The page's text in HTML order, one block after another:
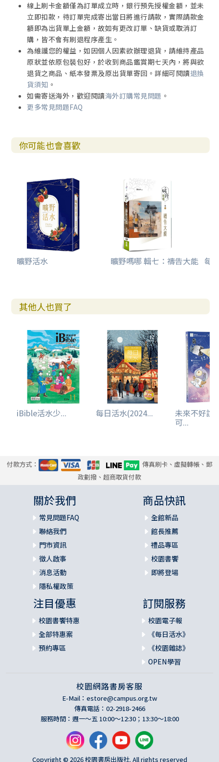
線上刷卡金額僅為訂單成立時，銀行預先授權金額，並未
立即扣款，待訂單完成寄出當日將進行請款，實際請款金
額即為出貨單上金額，故如有更改訂單、缺貨或取消訂
購，皆不會有刷退程序產生。
為維護您的權益，如因個人因素欲辦理退貨，請維持產品
原狀並依原包裝包好，於收到商品鑑賞期七天內，將與欲
退貨之商品、紙本發票及原出貨單寄回。詳細可閱讀退換
貨須知 。
如需寄送海外，歡迎閱讀海外訂購常見問題 。
更多常見問題FAQ
你可能也會喜歡
曠野活水 曠野嗎哪 輯七：禱告大能 每
其他人也買了
iBible活水少... 每日活水(2024... 未來不好說
可...
付款方式：
傳真刷卡、虛擬轉帳、郵
政劃撥、超商取貨付款
關於我們
常見問題FAQ
聯絡我們
門市資訊
徵人啟事
消息活動
隱私權政策
商品快訊
全館新品
館長推薦
禮品專區
校園書饗
即將登場
注目優惠
校園書饗特惠
全部特惠案
預約專區
訂閱服務
校園電子報
《每日活水》
《校園雜誌》
OPEN學習
校園網路書房客服
E-Mail： estore@campus.org.tw
傳真電話：02-2918-2466
服務時間：週一～五 10:00～12:30；13:30～18:00
Copyright © 2026 校園書房出版社. All rights reserved